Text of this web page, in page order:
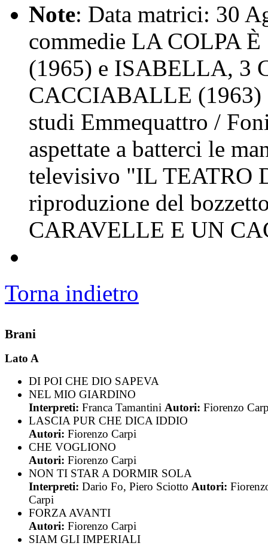
Note: Data matrici: 30
commedie LA COLPA
(1965) e ISABELLA, 3
CACCIABALLE (1963)
studi Emmequattro /
aspettate a batterci le
televisivo "IL TEATRO
riproduzione del
CARAVELLE E UN
Torna indietro
Brani
Lato A
DI POI CHE DIO SAPEVA
NEL MIO GIARDINO
Interpreti: Franca Tamantini Autori: Fiorenzo
LASCIA PUR CHE DICA IDDIO
Autori: Fiorenzo Carpi
CHE VOGLIONO
Autori: Fiorenzo Carpi
NON TI STAR A DORMIR SOLA
Interpreti: Dario Fo, Piero Sciotto Autori:
Carpi
FORZA AVANTI
Autori: Fiorenzo Carpi
SIAM GLI IMPERIALI